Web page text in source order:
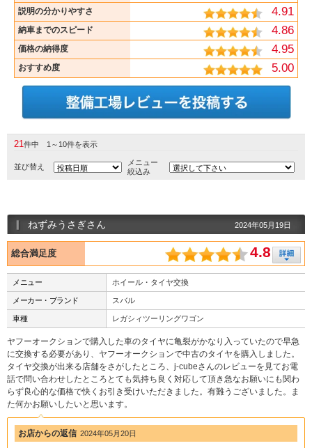
説明の分かりやすさ 4.91
納車までのスピード 4.86
価格の納得度 4.95
おすすめ度 5.00
21件中 1～10件を表示
並び替え
メニュー
絞込み
ねずみうさぎさん 2024年05月19日
総合満足度 4.8
メニュー ホイール・タイヤ交換
メーカー・ブランド スバル
車種 レガシィツーリングワゴン
ヤフーオークションで購入した車のタイヤに亀裂がかなり入っていたので早急
に交換する必要があり、ヤフーオークションで中古のタイヤを購入しました。
タイヤ交換が出来る店舗をさがしたところ、j-cubeさんのレビューを見てお電
話で問い合わせしたところとても気持ち良く対応して頂き急なお願いにも関わ
らず良心的な価格で快くお引き受けいただきました。有難うございました。ま
た何かお願いしたいと思います。
お店からの返信 2024年05月20日